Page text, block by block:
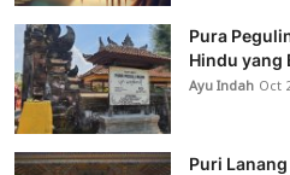
Pura
Hindu yang
Ayu Indah Oct
Puri